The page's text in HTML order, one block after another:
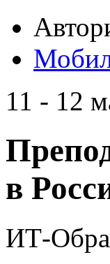
11 - 12
в
ИТ-